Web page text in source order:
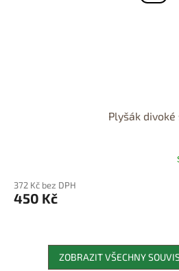
Plyšák divoké
372 Kč bez DPH
450 Kč
ZOBRAZIT VŠECHNY